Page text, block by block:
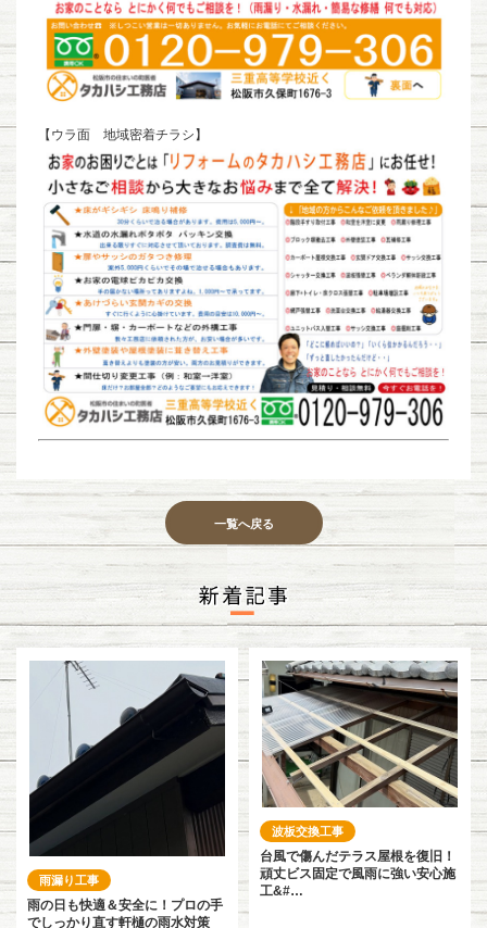
【ウラ面 地域密着チラシ】
一覧へ戻る
雨漏り工事
雨の日も快適＆安全に！プロの手
でしっかり直す軒樋の雨水対策
波板交換工事
台風で傷んだテラス屋根を復旧！
頑丈ビス固定で風雨に強い安心施
工&#…